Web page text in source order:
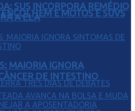
E MOTOS E SUVS
SUS INCORPORA REMÉDIO
A ELA
MAIORIA IGNORA
DE INTESTINO